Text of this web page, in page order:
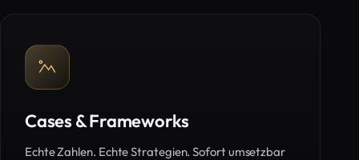
Cases & Frameworks
Echte Zahlen. Echte Strategien. Sofort umsetzbar